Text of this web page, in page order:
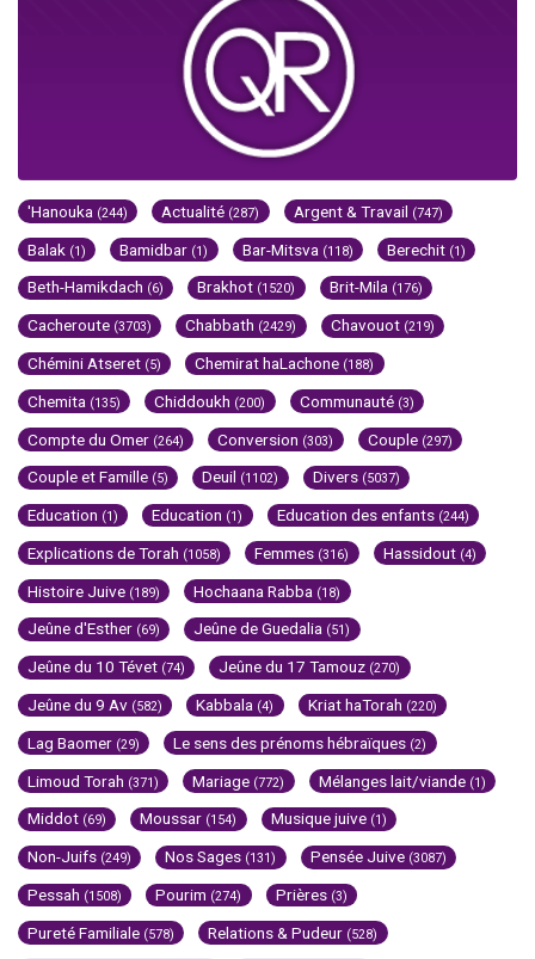
'Hanouka (244) Actualité (287) Argent & Travail (747)
Balak (1) Bamidbar (1) Bar-Mitsva (118) Berechit (1)
Beth-Hamikdach (6) Brakhot (1520) Brit-Mila (176)
Cacheroute (3703) Chabbath (2429) Chavouot (219)
Chémini Atseret (5) Chemirat haLachone (188)
Chemita (135) Chiddoukh (200) Communauté (3)
Compte du Omer (264) Conversion (303) Couple (297)
Couple et Famille (5) Deuil (1102) Divers (5037)
Education (1) Education (1) Education des enfants (244)
Explications de Torah (1058) Femmes (316) Hassidout (4)
Histoire Juive (189) Hochaana Rabba (18)
Jeûne d'Esther (69) Jeûne de Guedalia (51)
Jeûne du 10 Tévet (74) Jeûne du 17 Tamouz (270)
Jeûne du 9 Av (582) Kabbala (4) Kriat haTorah (220)
Lag Baomer (29) Le sens des prénoms hébraïques (2)
Limoud Torah (371) Mariage (772) Mélanges lait/viande (1)
Middot (69) Moussar (154) Musique juive (1)
Non-Juifs (249) Nos Sages (131) Pensée Juive (3087)
Pessah (1508) Pourim (274) Prières (3)
Pureté Familiale (578) Relations & Pudeur (528)